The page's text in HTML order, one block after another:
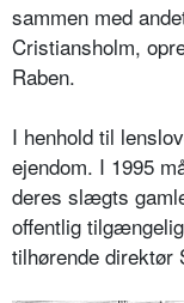
sammen med
Cristiansholm,
Raben.
I henhold til
ejendom. I 1995
deres slægts
offentlig
tilhørende direktør